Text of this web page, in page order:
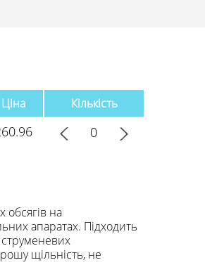
Ціна
Кількість
обсягів на
апаратах. Підходить
щільність, не